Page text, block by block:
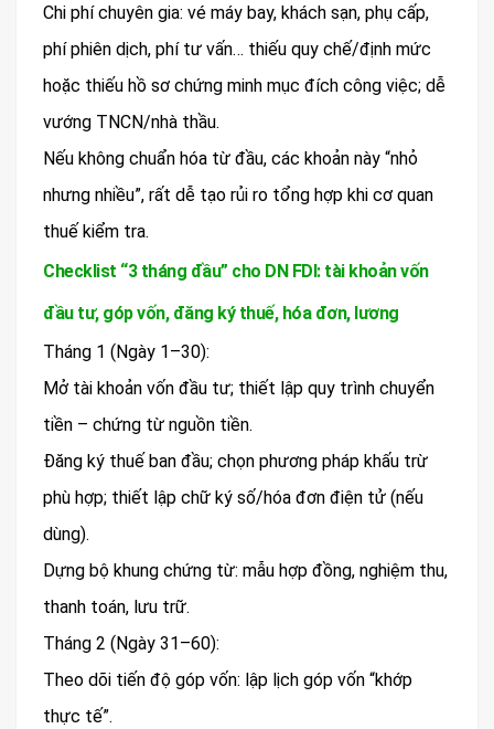
Chi phí chuyên gia: vé máy bay, khách sạn, phụ cấp,
phí phiên dịch, phí tư vấn… thiếu quy chế/định mức
hoặc thiếu hồ sơ chứng minh mục đích công việc; dễ
vướng TNCN/nhà thầu.
Nếu không chuẩn hóa từ đầu, các khoản này “nhỏ
nhưng nhiều”, rất dễ tạo rủi ro tổng hợp khi cơ quan
thuế kiểm tra.
Checklist “3 tháng đầu” cho DN FDI: tài khoản vốn
đầu tư, góp vốn, đăng ký thuế, hóa đơn, lương
Tháng 1 (Ngày 1–30):
Mở tài khoản vốn đầu tư; thiết lập quy trình chuyển
tiền – chứng từ nguồn tiền.
Đăng ký thuế ban đầu; chọn phương pháp khấu trừ
phù hợp; thiết lập chữ ký số/hóa đơn điện tử (nếu
dùng).
Dựng bộ khung chứng từ: mẫu hợp đồng, nghiệm thu,
thanh toán, lưu trữ.
Tháng 2 (Ngày 31–60):
Theo dõi tiến độ góp vốn: lập lịch góp vốn “khớp
thực tế”.